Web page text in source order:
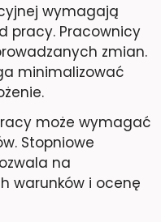
wymagają
pracy. Pracownicy
zmian.
minimalizować
może wymagać
Stopniowe
na
warunków i ocenę